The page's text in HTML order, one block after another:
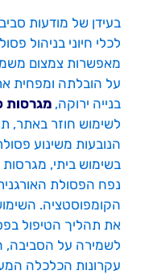
בעידן של מודעות
לכלי חיוני בניהול
מאפשרות צמצום
על הובלתה ומפחית
בנייה ירוקה, מגרסות
הנובעות משינוע
בשימוש ביתי,
נפח הפסולת
הקומפוסטציה.
את תהליך הטיפול
לשמירה על הסביבה,
עקרונות הכלכלה